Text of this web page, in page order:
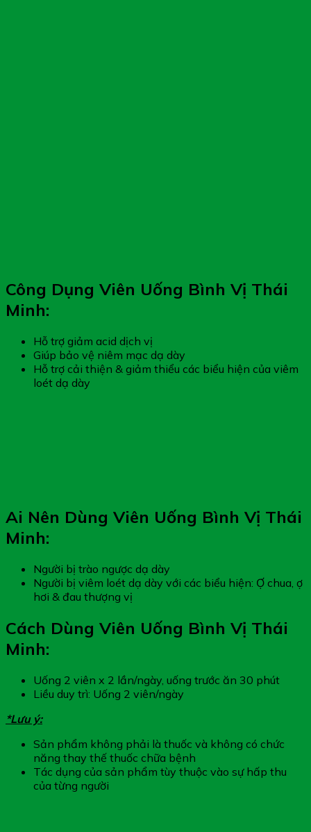
Công Dụng Viên Uống Bình Vị Thái
Minh:
Hỗ trợ giảm acid dịch vị
Giúp bảo vệ niêm mạc dạ dày
Hỗ trợ cải thiện & giảm thiểu các biểu hiện của viêm
loét dạ dày
Ai Nên Dùng Viên Uống Bình Vị Thái
Minh:
Người bị trào ngược dạ dày
Người bị viêm loét dạ dày với các biểu hiện: Ợ chua, ợ
hơi & đau thượng vị
Cách Dùng Viên Uống Bình Vị Thái
Minh:
Uống 2 viên x 2 lần/ngày, uống trước ăn 30 phút
Liều duy trì: Uống 2 viên/ngày
*Lưu ý:
Sản phẩm không phải là thuốc và không có chức
năng thay thế thuốc chữa bệnh
Tác dụng của sản phẩm tùy thuộc vào sự hấp thu
của từng người